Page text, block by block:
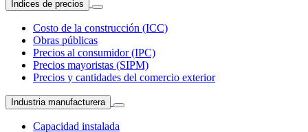
Índices de precios
Costo de la construcción (ICC)
Obras públicas
Precios al consumidor (IPC)
Precios mayoristas (SIPM)
Precios y cantidades del comercio exterior
Industria manufacturera
Capacidad instalada